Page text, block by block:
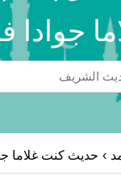
جوادا
› حديث كنت غلاما